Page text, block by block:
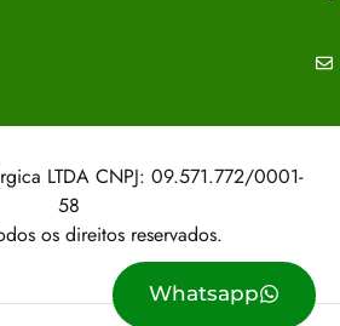
Whatsapp
LTDA CNPJ: 09.571.772/0001-
58
os direitos reservados.